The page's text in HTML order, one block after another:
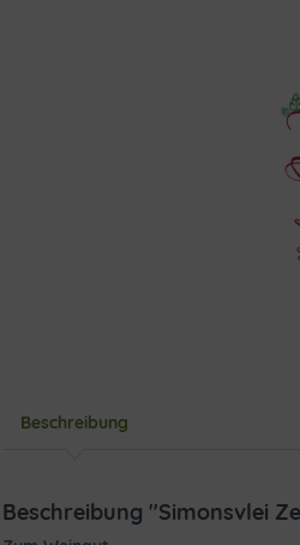
Beschreibung
Beschreibung "Simonsvlei